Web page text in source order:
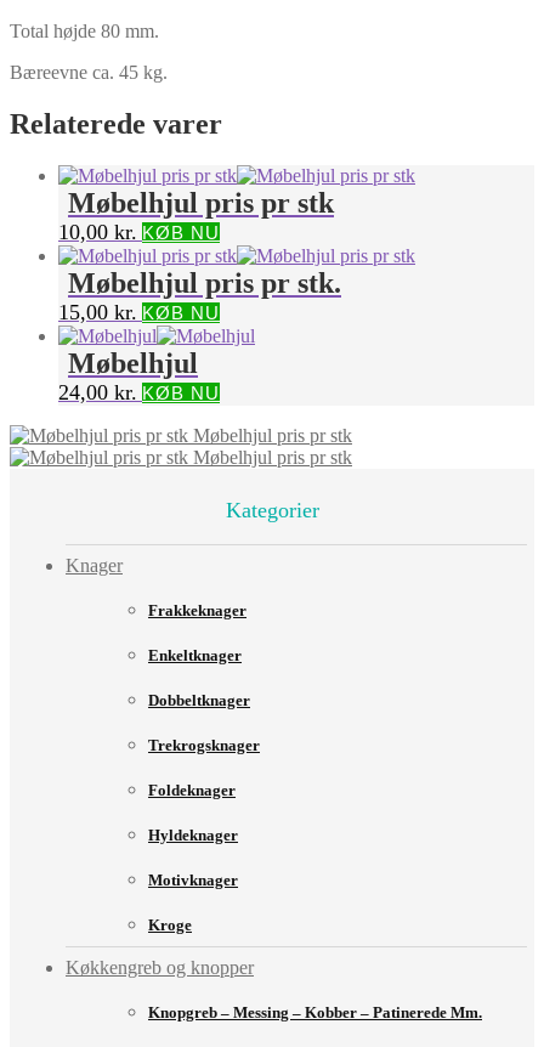
Total højde 80 mm.
Bæreevne ca. 45 kg.
Relaterede varer
Møbelhjul pris pr stk
10,00 kr. KØB NU
Møbelhjul pris pr stk.
15,00 kr. KØB NU
Møbelhjul
24,00 kr. KØB NU
Møbelhjul pris pr stk
Møbelhjul pris pr stk
Kategorier
Knager
Frakkeknager
Enkeltknager
Dobbeltknager
Trekrogsknager
Foldeknager
Hyldeknager
Motivknager
Kroge
Køkkengreb og knopper
Knopgreb – Messing – Kobber – Patinerede Mm.